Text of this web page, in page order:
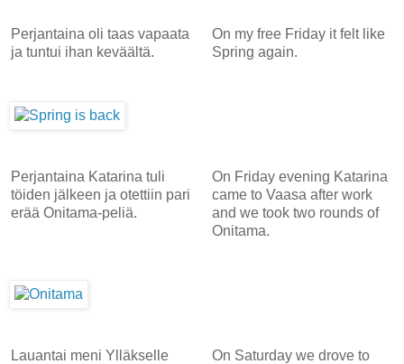
Perjantaina oli taas vapaata
ja tuntui ihan keväältä.
On my free Friday it felt like
Spring again.
Perjantaina Katarina tuli
töiden jälkeen ja otettiin pari
erää Onitama-peliä.
On Friday evening Katarina
came to Vaasa after work
and we took two rounds of
Onitama.
Lauantai meni Ylläkselle On Saturday we drove to